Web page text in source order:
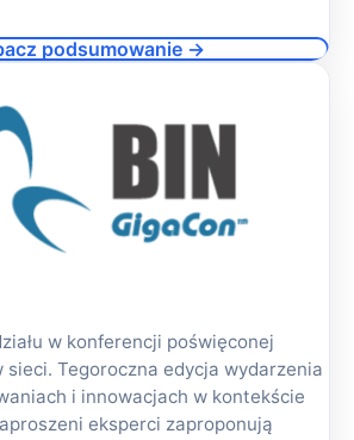
podsumowanie →
w konferencji poświęconej
sieci. Tegoroczna edycja wydarzenia
i innowacjach w kontekście
eksperci zaproponują